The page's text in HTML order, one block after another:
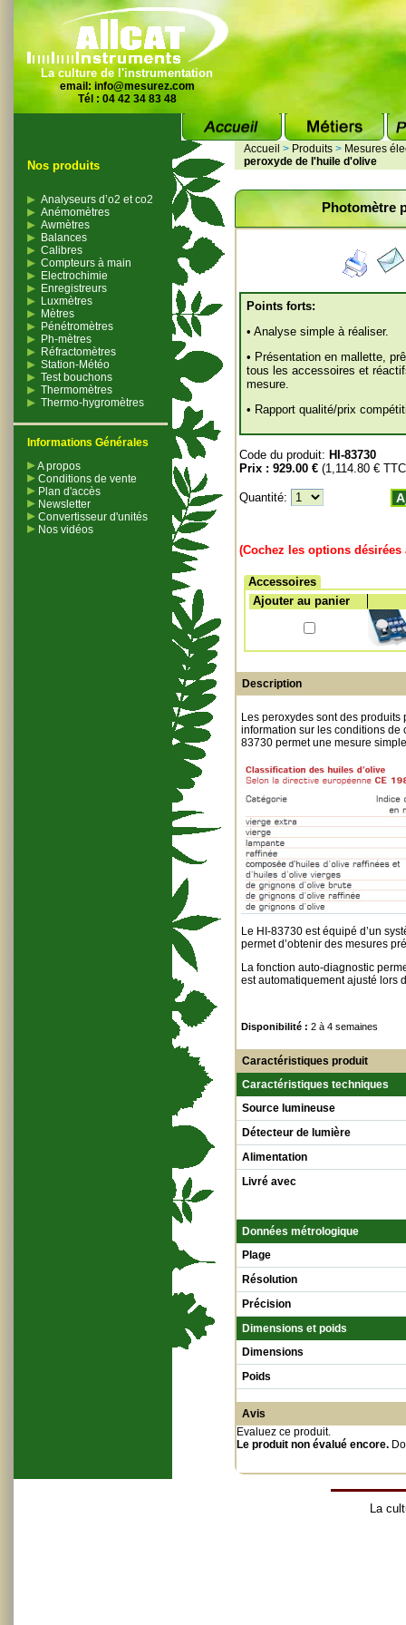
La culture de l'instrumentation
email: info@mesurez.com
Tél : 04 42 34 83 48
Nos produits
Analyseurs d’o2 et co2
Anémomètres
Awmètres
Balances
Calibres
Compteurs à main
Electrochimie
Enregistreurs
Luxmètres
Mètres
Pénétromètres
Ph-mètres
Réfractomètres
Station-Météo
Test bouchons
Thermomètres
Thermo-hygromètres
Informations Générales
A propos
Conditions de vente
Plan d'accès
Newsletter
Convertisseur d'unités
Nos vidéos
Accueil > Produits > Mesures
peroxyde de l'huile d'olive
Photomètre
Points forts:
• Analyse simple à réaliser.
• Présentation en mallette,
tous les accessoires et
mesure.
• Rapport qualité/prix
Code du produit: HI-83730
Prix : 929.00 € (1,114.80 €
Quantité:
(Cochez les options
Accessoires
Ajouter au panier
Description
Les peroxydes sont des
information sur les conditions de
83730 permet une mesure
Le HI-83730 est équipé d’un
permet d’obtenir des mesures
La fonction auto-diagnostic
est automatiquement ajusté lors
Disponibilité : 2 à 4 semaines
Caractéristiques produit
Caractéristiques techniques
Source lumineuse
Détecteur de lumière
Alimentation
Livré avec
Données métrologique
Plage
Résolution
Précision
Dimensions et poids
Dimensions
Poids
Avis
Evaluez ce produit.
Le produit non évalué encore.
La